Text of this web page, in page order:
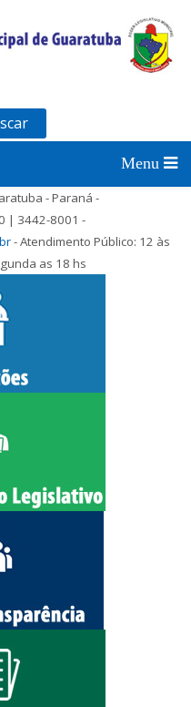
- Paraná -
| 3442-8001 -
- Atendimento Público: 12 às
as 18 hs